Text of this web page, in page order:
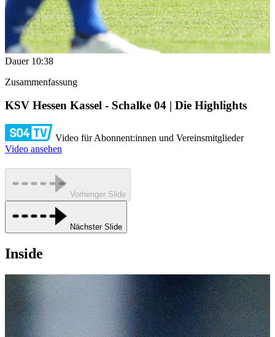
Dauer10:38
Zusammenfassung
KSV Hessen Kassel - Schalke 04 | Die Highlights
Video für Abonnent:innen und Vereinsmitglieder
Video ansehen
Vorheriger Slide
Nächster Slide
Inside